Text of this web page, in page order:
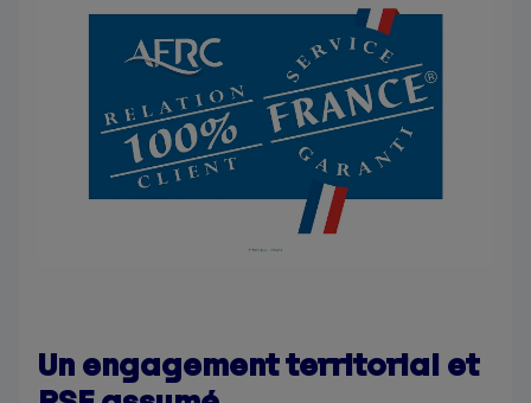
Un engagement territorial et